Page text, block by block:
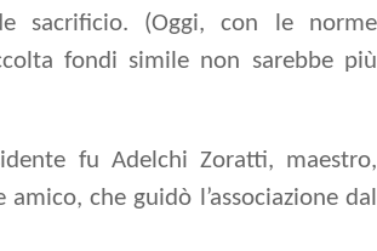
sacrificio. (Oggi, con le norme
fondi simile non sarebbe più
fu Adelchi Zoratti, maestro,
che guidò l’associazione dal